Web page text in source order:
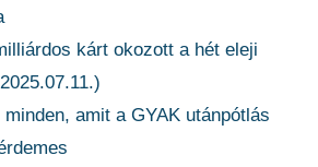
kárt okozott a hét eleji
amit a GYAK utánpótlás